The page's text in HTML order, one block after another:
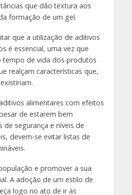
que dão textura aos
formação de um gel.
que a utilização de aditivos
é essencial, uma vez que
tempo de vida dos produtos
realçam características que,
alimentares com efeitos
de estarem bem
de segurança e níveis de
devem-se evitar listas de
e promover a sua
A adoção de um estilo de
logo no ato de ir às